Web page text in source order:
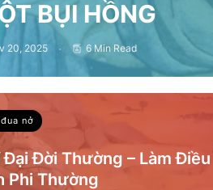
BỤI HỒNG
20, 2025 6 Min Read
nở
Đời Thường – Làm Điều
Phi Thường